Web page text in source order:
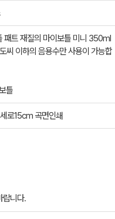
패트 재질의 마이보틀 미니 350ml
씨 이하의 음용수만 사용이 가능합
틀
로15cm 곡면인쇄
랍니다.